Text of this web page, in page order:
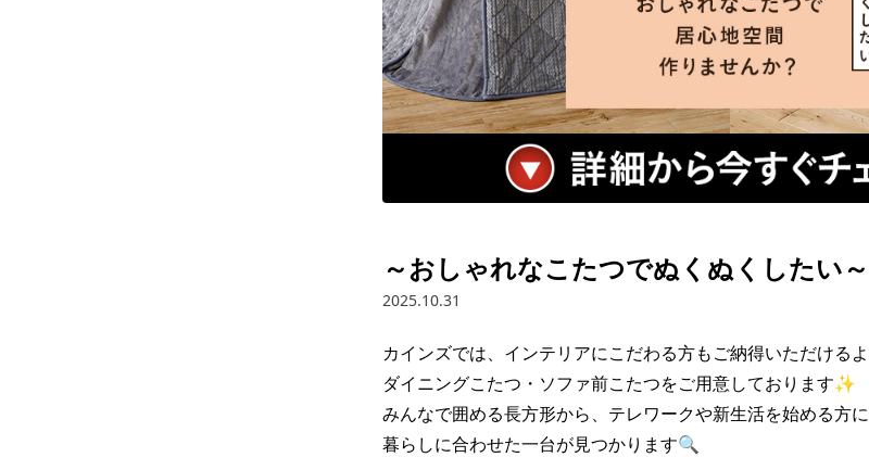
～おしゃれなこたつでぬくぬくしたい～
2025.10.31
カインズでは、インテリアにこだわる方もご納得いただける
ダイニングこたつ・ソファ前こたつをご用意しております✨
みんなで囲める長方形から、テレワークや新生活を始める方
暮らしに合わせた一台が見つかります🔍